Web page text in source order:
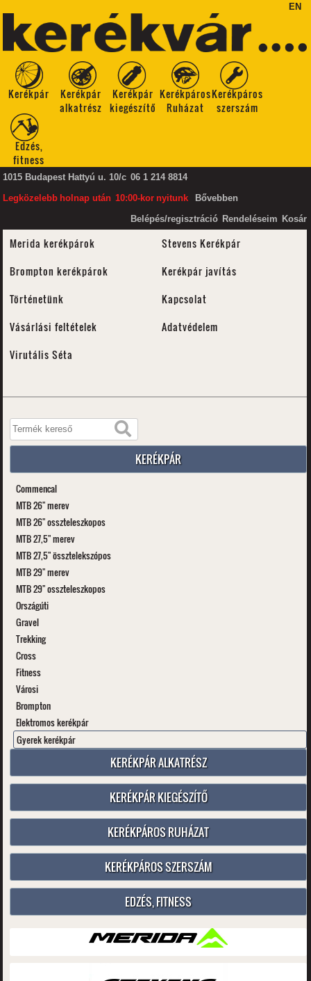
EN
Kerékpár
Kerékpár
alkatrész
Kerékpár
kiegészítő
Kerékpáros
Ruházat
Kerékpáros
szerszám
Edzés,
fitness
1015 Budapest Hattyú u. 10/c 06 1 214 8814
Legközelebb holnap után 10:00-kor nyitunk
Bővebben
Belépés/regisztráció Rendeléseim Kosár
Merida kerékpárok
Stevens Kerékpár
Brompton kerékpárok
Kerékpár javítás
Történetünk
Kapcsolat
Vásárlási feltételek
Adatvédelem
Virutális Séta
KERÉKPÁR
Commencal
MTB 26" merev
MTB 26" osszteleszkopos
MTB 27,5" merev
MTB 27,5" össztelekszópos
MTB 29" merev
MTB 29" osszteleszkopos
Országúti
Gravel
Trekking
Cross
Fitness
Városi
Brompton
Elektromos kerékpár
Gyerek kerékpár
KERÉKPÁR ALKATRÉSZ
KERÉKPÁR KIEGÉSZÍTŐ
KERÉKPÁROS RUHÁZAT
KERÉKPÁROS SZERSZÁM
EDZÉS, FITNESS